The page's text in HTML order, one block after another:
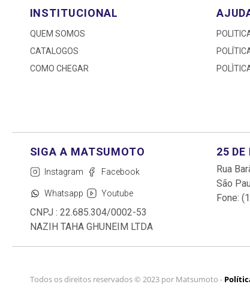
INSTITUCIONAL
QUEM SOMOS
CATALOGOS
COMO CHEGAR
Instagram Facebook
Whatsapp Youtube
25 DE
Rua
São
Fone:
CNPJ : 22.685.304/0002-53
NAZIH TAHA GHUNEIM LTDA
Todos os direitos reservados © 2023 por Matsumoto -